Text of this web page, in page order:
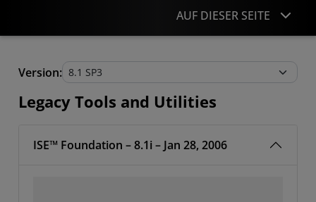
AUF DIESER SEITE
Legacy Tools and Utilities
Version:
Legacy Tools and Utilities
ISE™ Foundation – 8.1i – Jan 28, 2006